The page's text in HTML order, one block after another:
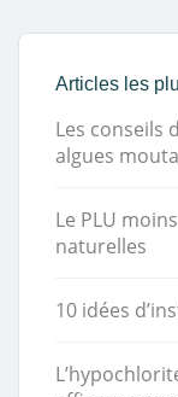
Articles les
Les conseils
algues
Le PLU
naturelles
10 idées